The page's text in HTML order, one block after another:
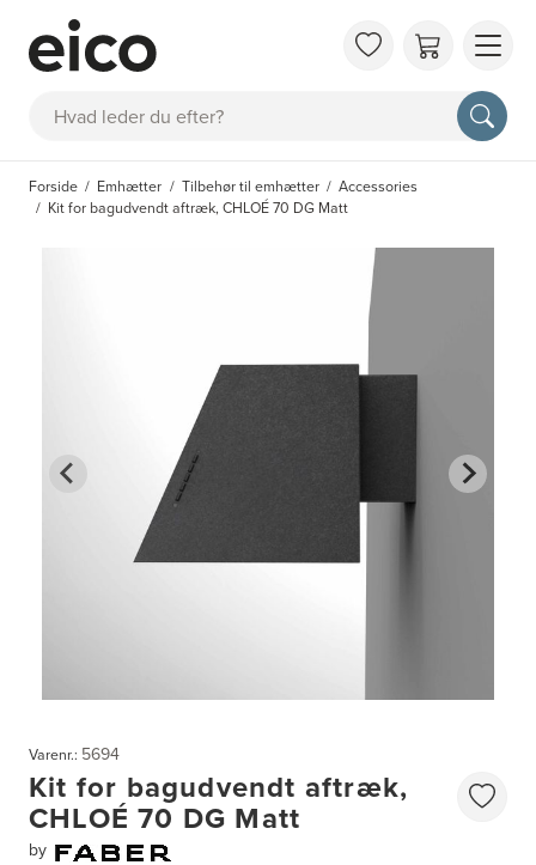
Søg
OM
FAQ
Forside Emhætter Tilbehør til emhætter
Accessories
Kit for bagudvendt aftræk, CHLOÉ 70 DG Matt
Varenr.: 5694
Kit for bagudvendt aftræk,
CHLOÉ 70 DG Matt
by